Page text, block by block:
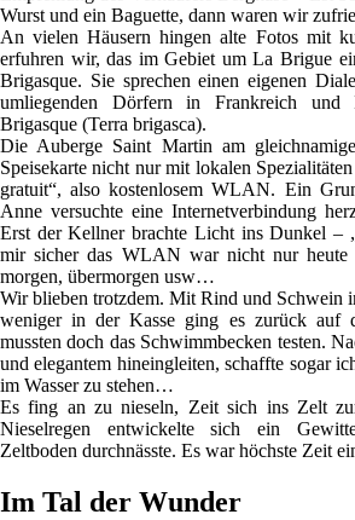
Wurst und ein Baguette, dann waren wir
An vielen Häusern hingen alte Fotos mit
erfuhren wir, das im Gebiet um La Brigue
Brigasque. Sie sprechen einen eigenen
umliegenden Dörfern in Frankreich
Brigasque (Terra brigasca).
Die Auberge Saint Martin am
Speisekarte nicht nur mit lokalen
gratuit“, also kostenlosem WLAN. Ein
Anne versuchte eine Internetverbindung
Erst der Kellner brachte Licht ins Dunkel –
mir sicher das WLAN war nicht nur heute
morgen, übermorgen usw…
Wir blieben trotzdem. Mit Rind und Schwein
weniger in der Kasse ging es zurück auf
mussten doch das Schwimmbecken testen.
und elegantem hineingleiten, schaffte sogar
im Wasser zu stehen…
Es fing an zu nieseln, Zeit sich ins Zelt
Nieselregen entwickelte sich ein
Zeltboden durchnässte. Es war höchste Zeit
Im Tal der Wunder